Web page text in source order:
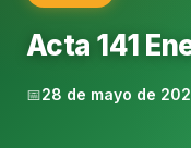
Acta 141
📅28 de mayo de